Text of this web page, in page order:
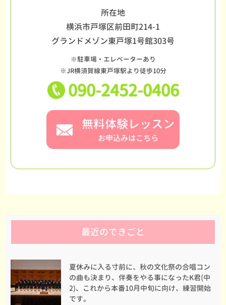
所在地
横浜市戸塚区前田町214-1
グランドメゾン東戸塚1号館303号
※駐車場・エレベーターあり
※JR横須賀線東戸塚駅より徒歩10分
090-2452-0406
無料体験レッスン
お申込みはこちら
最近のできごと
夏休みに入る寸前に、秋の文化祭の合唱コン
の曲も決まり、伴奏をやる事になったK君(中
2)、これから本番10月中旬に向け、練習開始
です。